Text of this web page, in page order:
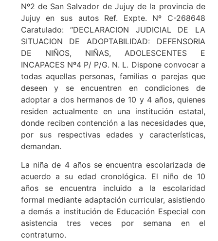
Nº2 de San Salvador de Jujuy de la provincia de
Jujuy en sus autos Ref. Expte. Nº C-268648
Caratulado: “DECLARACION JUDICIAL DE LA
SITUACION DE ADOPTABILIDAD: DEFENSORIA
DE NIÑOS, NIÑAS, ADOLESCENTES E
INCAPACES Nº4 P/ P/G. N. L. Dispone convocar a
todas aquellas personas, familias o parejas que
deseen y se encuentren en condiciones de
adoptar a dos hermanos de 10 y 4 años, quienes
residen actualmente en una institución estatal,
donde reciben contención a las necesidades que,
por sus respectivas edades y características,
demandan.
La niña de 4 años se encuentra escolarizada de
acuerdo a su edad cronológica. El niño de 10
años se encuentra incluido a la escolaridad
formal mediante adaptación curricular, asistiendo
a demás a institución de Educación Especial con
asistencia tres veces por semana en el
contraturno.